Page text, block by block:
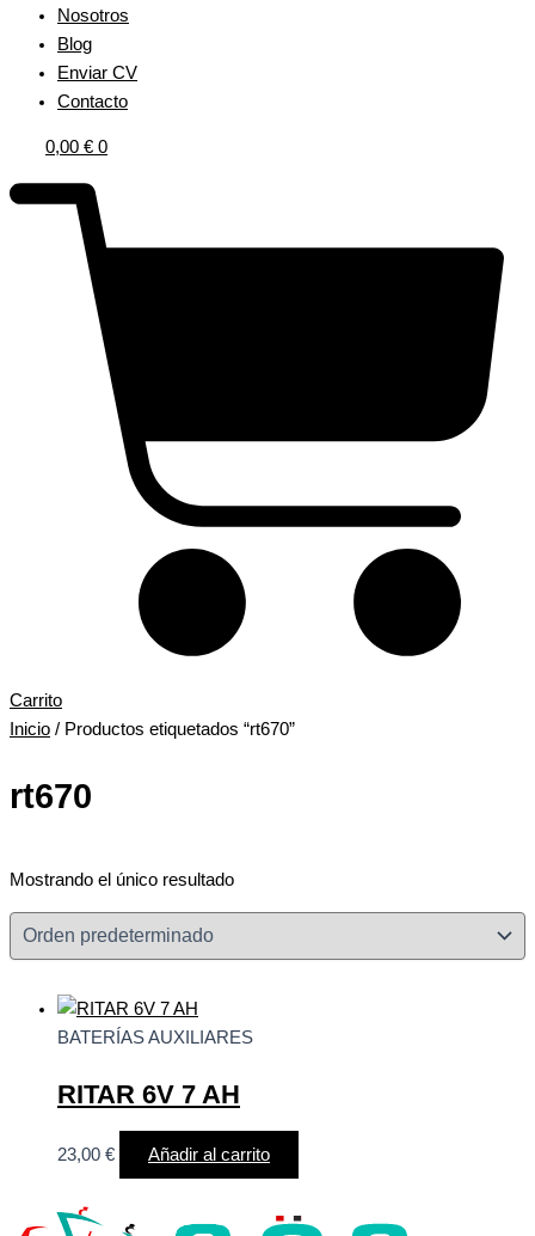
Nosotros
Blog
Enviar CV
Contacto
0,00 € 0
Carrito
Inicio / Productos etiquetados “rt670”
rt670
Mostrando el único resultado
BATERÍAS AUXILIARES
RITAR 6V 7 AH
23,00 € Añadir al carrito